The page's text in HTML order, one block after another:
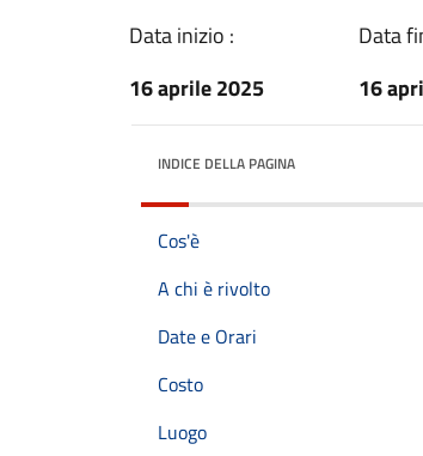
Data inizio :
16 aprile 2025
Data
16
INDICE DELLA PAGINA
Cos'è
A chi è rivolto
Date e Orari
Costo
Luogo